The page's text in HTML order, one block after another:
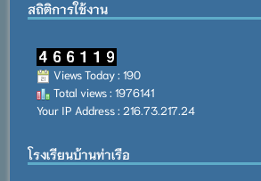
สถิติการใช้งาน
Views Today : 190
Total views : 1976141
Your IP Address : 216.73.217.24
โรงเรียนบ้านท่าเรือ